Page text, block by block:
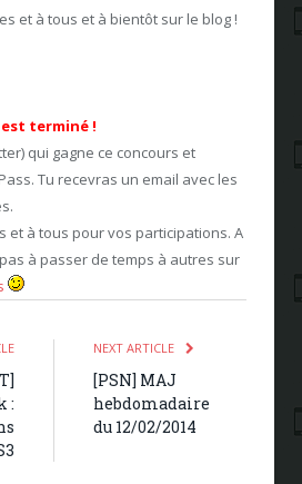
et à tous et à bientôt sur le blog !
est terminé !
qui gagne ce concours et
Tu recevras un email avec les
et à tous pour vos participations. A
à passer de temps à autres sur
:
NEXT ARTICLE
[PSN] MAJ
hebdomadaire
du 12/02/2014